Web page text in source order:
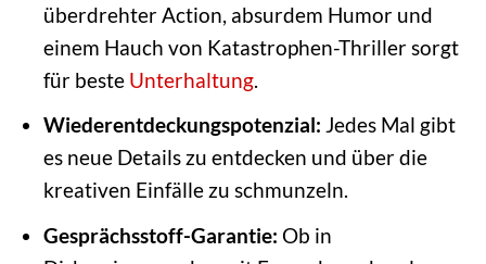
überdrehter Action, absurdem Humor und
einem Hauch von Katastrophen-Thriller sorgt
für beste Unterhaltung.
Wiederentdeckungspotenzial: Jedes Mal gibt
es neue Details zu entdecken und über die
kreativen Einfälle zu schmunzeln.
Gesprächsstoff-Garantie: Ob in